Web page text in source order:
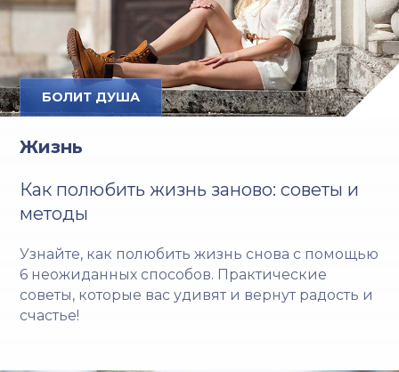
БОЛИТ ДУША
Жизнь
Как полюбить жизнь заново: советы и
методы
Узнайте, как полюбить жизнь снова с помощью
6 неожиданных способов. Практические
советы, которые вас удивят и вернут радость и
счастье!